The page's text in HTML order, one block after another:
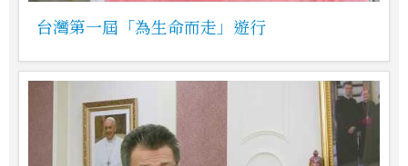
台灣第一屆「為生命而走」遊行